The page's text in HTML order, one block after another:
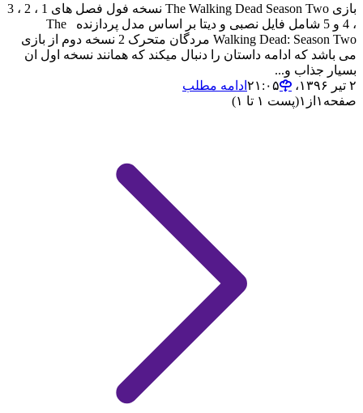
بازی The Walking Dead Season Two نسخه فول فصل های 1 ، 2 ، 3
، 4 و 5 شامل فایل نصبی و دیتا بر اساس مدل پردازنده The
Walking Dead: Season Two مردگان متحرک 2 نسخه دوم از بازی
می باشد که ادامه داستان را دنبال میکند که همانند نسخه اول ان
بسیار جذاب و...
۲ تیر ۱۳۹۶،‏ ۲۱:۰۵
ادامه مطلب
صفحه ۱ از ۱(پست ۱ تا ۱)